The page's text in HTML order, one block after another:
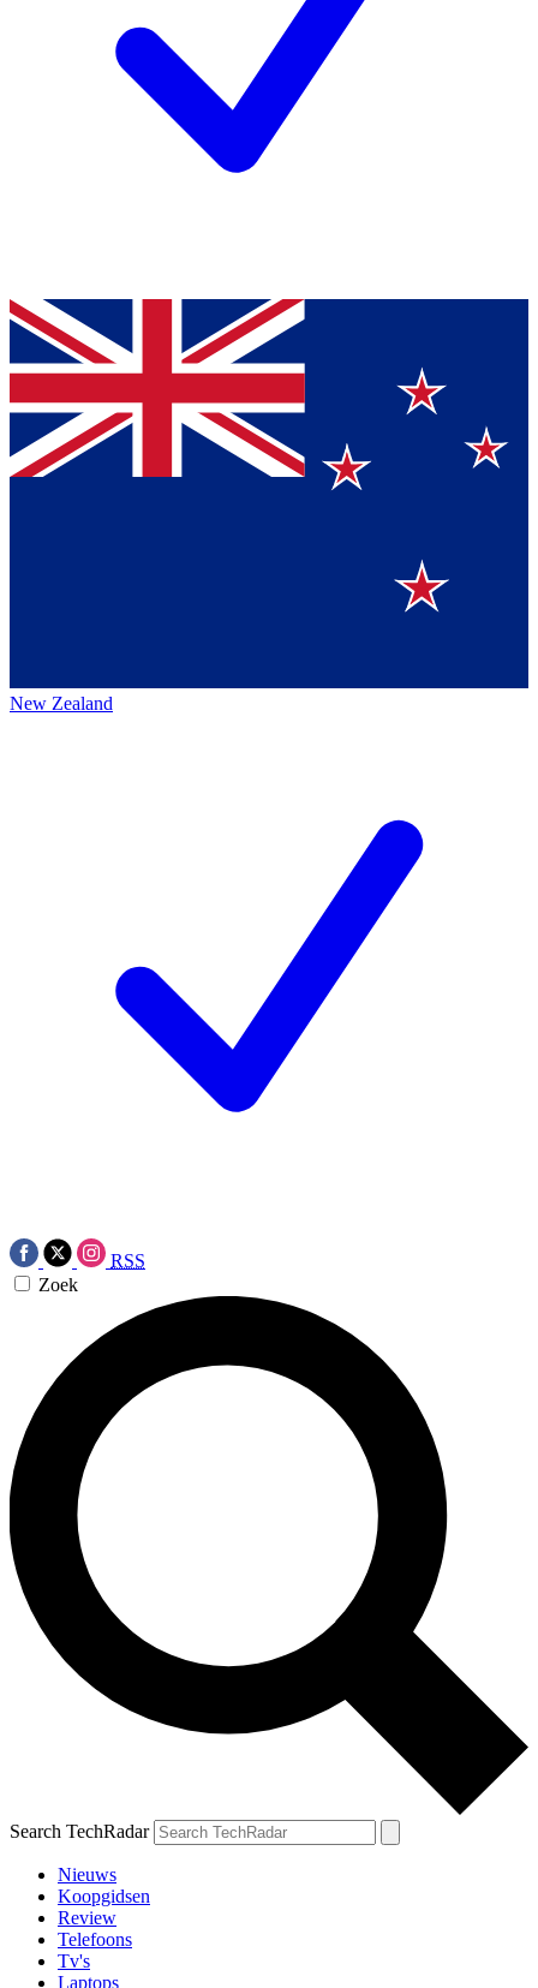
New Zealand
RSS
Zoek
Search TechRadar
Nieuws
Koopgidsen
Review
Telefoons
Tv's
Laptops